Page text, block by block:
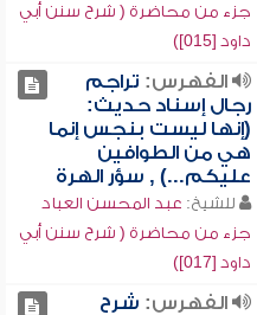
جزء من محاضرة ( شرح سنن أبي
داود [015])
الفهرس: تراجم
رجال إسناد حديث:
(إنها ليست بنجس إنما
هي من الطوافين
عليكم...) , سؤر الهرة
للشيخ: عبد المحسن العباد
جزء من محاضرة ( شرح سنن أبي
داود [017])
الفهرس: شرح